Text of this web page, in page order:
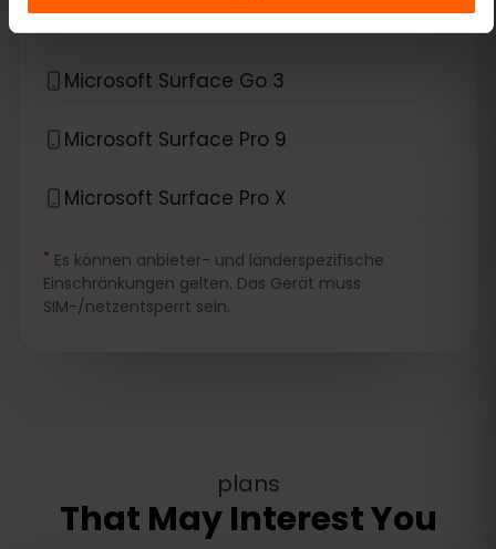
Microsoft Surface Duo 2
Microsoft Surface Go 3
Microsoft Surface Pro 9
Microsoft Surface Pro X
* Es können anbieter- und länderspezifische
Einschränkungen gelten. Das Gerät muss
SIM-/netzentsperrt sein.
plans
That May Interest You